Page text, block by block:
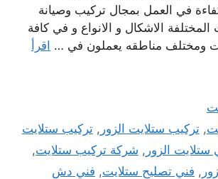
في العمل بمجال تركيب وصيانة
الاشكال و الانواع و في كافة
ومختلف مناطقه يعملون في … اقرأ
,تركيب ستلايت الزور ,تركيب ستلايت
الزور , شركة تركيب ستلايت,
, فني تصليح ستلايت, فني دش